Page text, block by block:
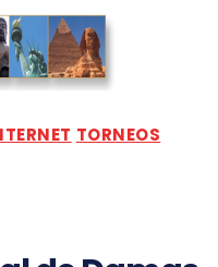
TORNEOS